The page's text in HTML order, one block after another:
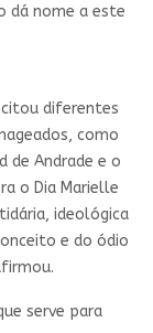
dá nome a este
citou diferentes
como
de Andrade e o
o Dia Marielle
ideológica
e do ódio
serve para